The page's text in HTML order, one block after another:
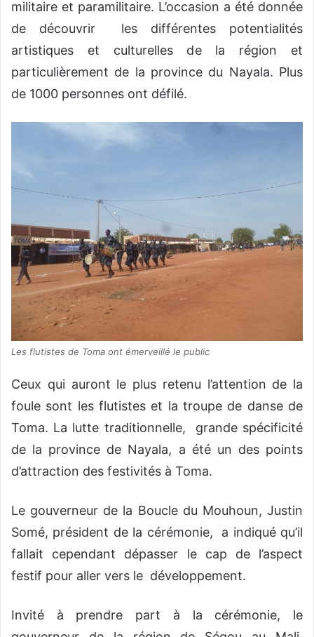
militaire et paramilitaire. L’occasion a été donnée
de découvrir les différentes potentialités
artistiques et culturelles de la région et
particulièrement de la province du Nayala. Plus
de 1000 personnes ont défilé.
Les flutistes de Toma ont émerveillé le public
Ceux qui auront le plus retenu l’attention de la
foule sont les flutistes et la troupe de danse de
Toma. La lutte traditionnelle, grande spécificité
de la province de Nayala, a été un des points
d’attraction des festivités à Toma.
Le gouverneur de la Boucle du Mouhoun, Justin
Somé, président de la cérémonie, a indiqué qu’il
fallait cependant dépasser le cap de l’aspect
festif pour aller vers le développement.
Invité à prendre part à la cérémonie, le